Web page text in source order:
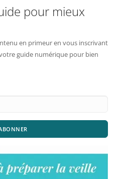
pour mieux
en primeur en vous inscrivant
guide numérique pour bien